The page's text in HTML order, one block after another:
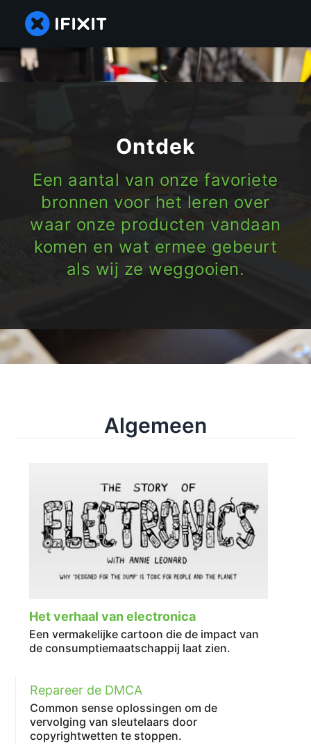
Ontdek
Een aantal van onze favoriete
bronnen voor het leren over
waar onze producten vandaan
komen en wat ermee gebeurt
als wij ze weggooien.
Algemeen
Het verhaal van electronica
Een vermakelijke cartoon die de impact van
de consumptiemaatschappij laat zien.
Repareer de DMCA
Common sense oplossingen om de
vervolging van sleutelaars door
copyrightwetten te stoppen.